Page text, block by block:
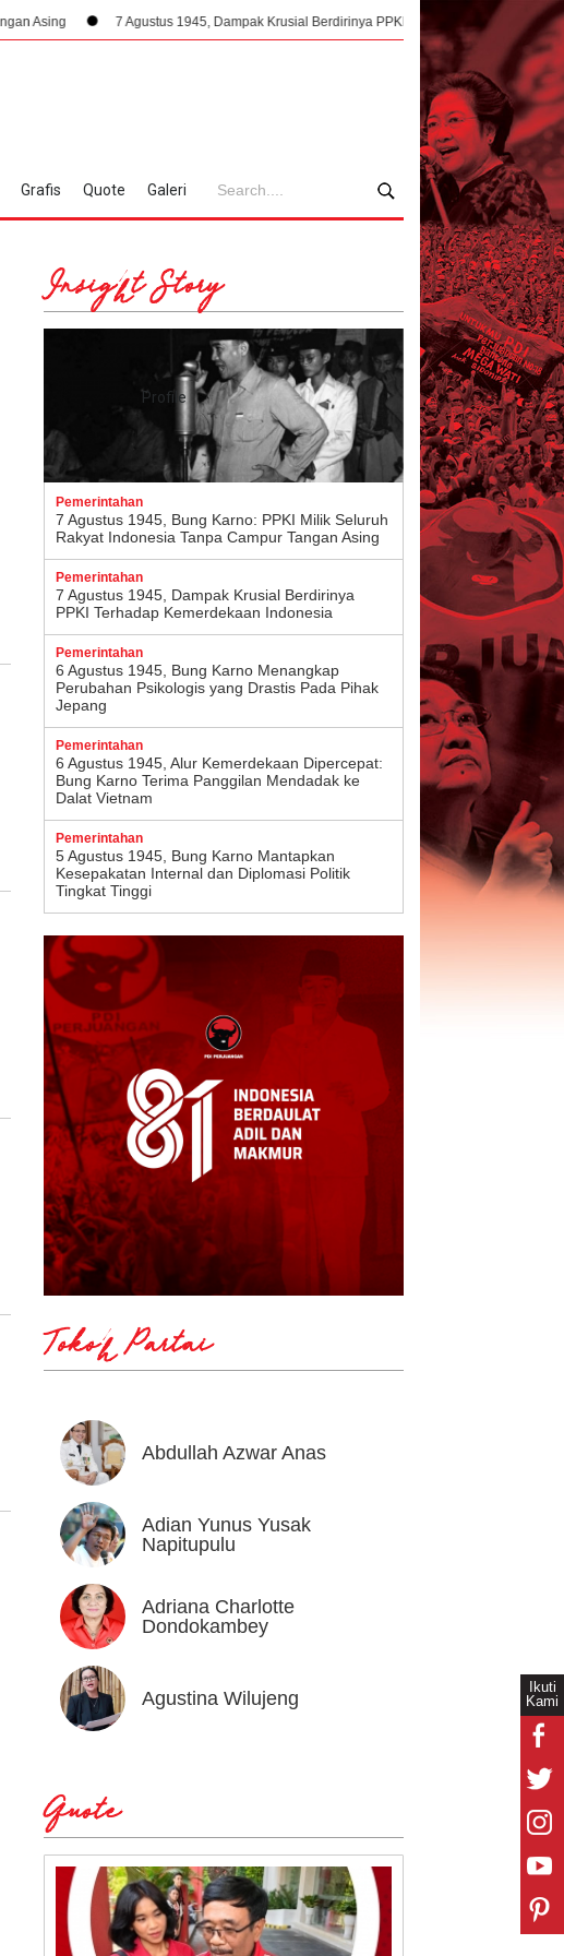
Ikuti
Kami
7 Agustus 1945, Dampak Krusial Berdirinya PPKI Terhadap Kemerdekaan Indonesia
Grafis Quote Galeri
Profile
Insight Story
Pemerintahan
7 Agustus 1945, Bung Karno: PPKI Milik Seluruh
Rakyat Indonesia Tanpa Campur Tangan Asing
Pemerintahan
7 Agustus 1945, Dampak Krusial Berdirinya
PPKI Terhadap Kemerdekaan Indonesia
Pemerintahan
6 Agustus 1945, Bung Karno Menangkap
Perubahan Psikologis yang Drastis Pada Pihak
Jepang
Pemerintahan
6 Agustus 1945, Alur Kemerdekaan Dipercepat:
Bung Karno Terima Panggilan Mendadak ke
Dalat Vietnam
Pemerintahan
5 Agustus 1945, Bung Karno Mantapkan
Kesepakatan Internal dan Diplomasi Politik
Tingkat Tinggi
Tokoh Partai
Abdullah Azwar Anas
Adian Yunus Yusak
Napitupulu
Adriana Charlotte
Dondokambey
Agustina Wilujeng Andi
Quote